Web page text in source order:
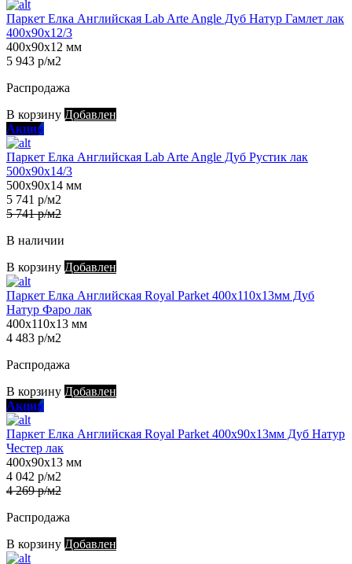
Паркет Елка Английская Lab Arte Angle Дуб Натур Гамлет лак
400х90х12/3
400х90х12 мм
5 943 р/м2
Распродажа
В корзину Добавлен
Акция
Паркет Елка Английская Lab Arte Angle Дуб Рустик лак
500х90х14/3
500х90х14 мм
5 741 р/м2
5 741 р/м2
В наличии
В корзину Добавлен
Паркет Елка Английская Royal Parket 400х110х13мм Дуб
Натур Фаро лак
400х110х13 мм
4 483 р/м2
Распродажа
В корзину Добавлен
Акция
Паркет Елка Английская Royal Parket 400х90х13мм Дуб Натур
Честер лак
400х90х13 мм
4 042 р/м2
4 269 р/м2
Распродажа
В корзину Добавлен